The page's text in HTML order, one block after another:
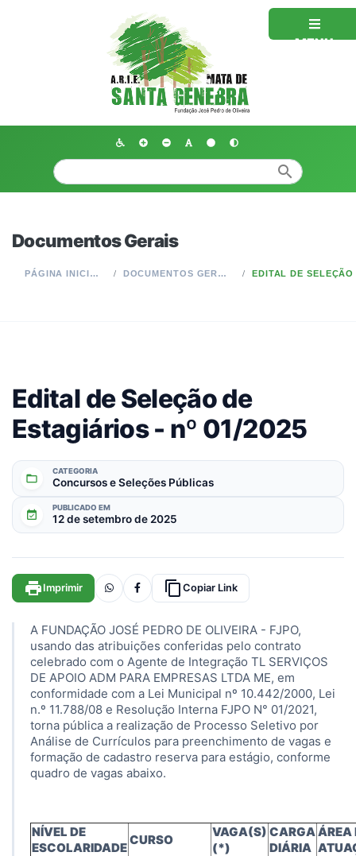
MENU
search
Documentos Gerais
PÁGINA INICIAL DOCUMENTOS GERAIS EDITAL DE SELEÇÃO DE ESTAGIÁRIOS - Nº
Edital de Seleção de
Estagiários - nº 01/2025
folder_open
CATEGORIA
Concursos e Seleções Públicas
event_available
PUBLICADO EM
12 de setembro de 2025
print Imprimir content_copy Copiar Link
A FUNDAÇÃO JOSÉ PEDRO DE OLIVEIRA - FJPO,
usando das atribuições conferidas pelo contrato
celebrado com o Agente de Integração TL SERVIÇOS
DE APOIO ADM PARA EMPRESAS LTDA ME, em
conformidade com a Lei Municipal nº 10.442/2000, Lei
n.º 11.788/08 e Resolução Interna FJPO N° 01/2021,
torna pública a realização de Processo Seletivo por
Análise de Currículos para preenchimento de vagas e
formação de cadastro reserva para estágio, conforme
quadro de vagas abaixo.
NÍVEL DE
ESCOLARIDADE
CURSO
VAGA(S)
(*)
CARGA
DIÁRIA
ÁREA